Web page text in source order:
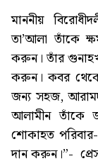
মাননীয়
তা’আলা তাঁকে
করুন। তাঁর
করুন। কবর থেকে
জন্য সহজ,
আলামীন তাঁকে
শোকাহত
দান করুন।”-